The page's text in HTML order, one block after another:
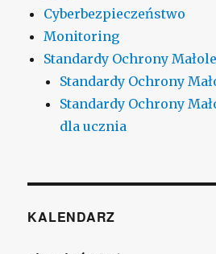
Cyberbezpieczeństwo
Monitoring
Standardy Ochrony
Standardy Ochrony
Standardy Ochrony
dla ucznia
KALENDARZ